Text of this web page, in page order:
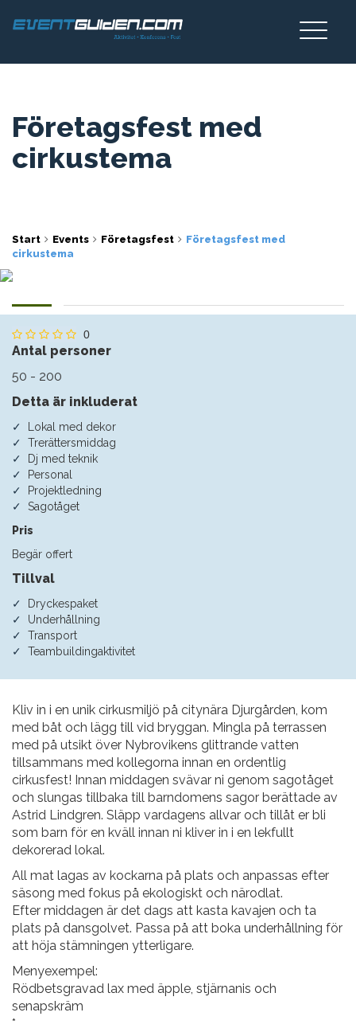
Företagsfest med
cirkustema
Start Events Företagsfest
Företagsfest med
cirkustema
0
Antal personer
50 - 200
Detta är inkluderat
Lokal med dekor
Trerättersmiddag
Dj med teknik
Personal
Projektledning
Sagotåget
Pris
Begär offert
Tillval
Dryckespaket
Underhållning
Transport
Teambuildingaktivitet
Kliv in i en unik cirkusmiljö på citynära Djurgården, kom
med båt och lägg till vid bryggan. Mingla på terrassen
med på utsikt över Nybrovikens glittrande vatten
tillsammans med kollegorna innan en ordentlig
cirkusfest! Innan middagen svävar ni genom sagotåget
och slungas tillbaka till barndomens sagor berättade av
Astrid Lindgren. Släpp vardagens allvar och tillåt er bli
som barn för en kväll innan ni kliver in i en lekfullt
dekorerad lokal.
All mat lagas av kockarna på plats och anpassas efter
säsong med fokus på ekologiskt och närodlat.
Efter middagen är det dags att kasta kavajen och ta
plats på dansgolvet. Passa på att boka underhållning för
att höja stämningen ytterligare.
Menyexempel:
Rödbetsgravad lax med äpple, stjärnanis och
senapskräm
*